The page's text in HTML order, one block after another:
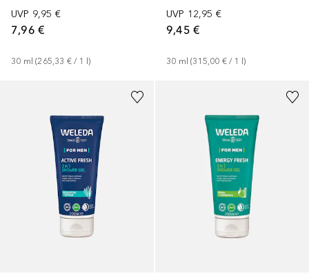
UVP 9,95 €
7,96 €
30 ml (265,33 € / 1 l)
UVP 12,95 €
9,45 €
30 ml (315,00 € / 1 l)